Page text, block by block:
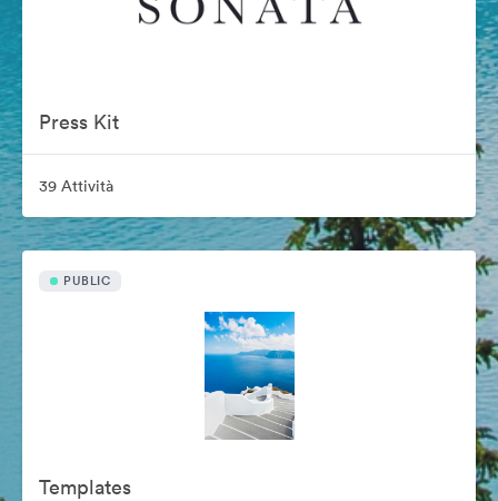
Press Kit
39 Attività
PUBLIC
Templates